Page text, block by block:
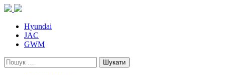
Skip
contentHyundai
JAC
GWM
Пошук: